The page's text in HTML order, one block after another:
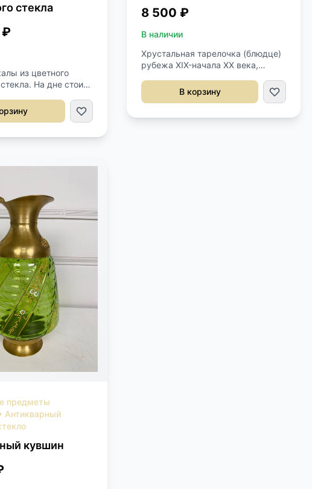
стекла
₽
из цветного
На дне стоит
8 500 ₽
В наличии
Хрустальная тарелочка (блюдце)
рубежа XIX-начала XX века,
с гравировкой и латуни. Диаметр
15 см.
В корзину
предметы
Антикварный
кувшин